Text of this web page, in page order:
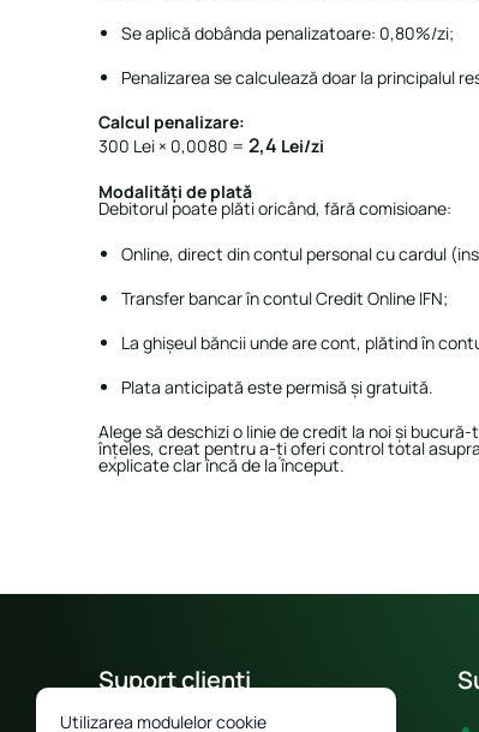
Se aplică dobânda penalizatoare: 0,80%/zi;
Penalizarea se calculează doar la principalul
Calcul penalizare:
300 Lei × 0,0080 = 2,4 Lei/zi
Modalități de plată
Debitorul poate plăti oricând, fără comisioane:
Online, direct din contul personal cu cardul
Transfer bancar în contul Credit Online IFN;
La ghișeul băncii unde are cont, plătind în
Plata anticipată este permisă și gratuită.
Alege să deschizi o linie de credit la noi și
înțeles, creat pentru a-ți oferi control total
explicate clar încă de la început.
Suport clienți
Utilizarea modulelor cookie